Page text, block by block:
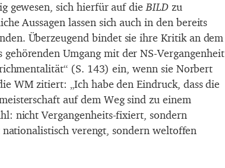
gewesen, sich hierfür auf dieBILDzu
Aussagen lassen sich auch in den bereits
Überzeugend bindet sie ihre Kritik an dem
Umgang mit der NS-Vergangenheit
(S. 143) ein, wenn sie Norbert
WM zitiert: „Ich habe den Eindruck, dass die
auf dem Weg sind zu einem
nicht Vergangenheits-fixiert, sondern
verengt, sondern weltoffen